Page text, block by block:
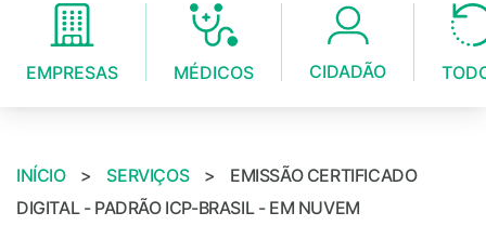
EMPRESAS MÉDICOS CIDADÃO
INÍCIO > SERVIÇOS >
EMISSÃO CERTIFICADO
DIGITAL - PADRÃO ICP-BRASIL - EM NUVEM